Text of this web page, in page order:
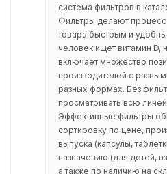
система фильтров в
Фильтры делают процесс
товара быстрым и
человек ищет витамин D,
включает множество
производителей с
разных формах. Без
просматривать всю
Эффективные фильтры
сортировку по цене,
выпуска (капсулы,
назначению (для детей,
а также по наличию на